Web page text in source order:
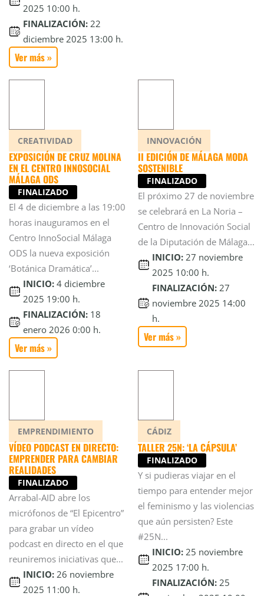
2025 10:00 h.
FINALIZACIÓN: 22
diciembre 2025 13:00 h.
Ver más »
CREATIVIDAD
EXPOSICIÓN DE CRUZ MOLINA
EN EL CENTRO INNOSOCIAL
MÁLAGA ODS
FINALIZADO
El 4 de diciembre a las 19:00
horas inauguramos en el
Centro InnoSocial Málaga
ODS la nueva exposición
‘Botánica Dramática’...
INICIO: 4 diciembre
2025 19:00 h.
FINALIZACIÓN: 18
enero 2026 0:00 h.
Ver más »
INNOVACIÓN
II EDICIÓN DE MÁLAGA MODA
SOSTENIBLE
FINALIZADO
El próximo 27 de noviembre
se celebrará en La Noria –
Centro de Innovación Social
de la Diputación de Málaga...
INICIO: 27 noviembre
2025 10:00 h.
FINALIZACIÓN: 27
noviembre 2025 14:00
h.
Ver más »
EMPRENDIMIENTO
VÍDEO PODCAST EN DIRECTO:
EMPRENDER PARA CAMBIAR
REALIDADES
FINALIZADO
Arrabal-AID abre los
micrófonos de “El Epicentro”
para grabar un vídeo
podcast en directo en el que
reuniremos iniciativas que...
INICIO: 26 noviembre
2025 11:00 h.
CÁDIZ
TALLER 25N: ‘LA CÁPSULA’
FINALIZADO
Y si pudieras viajar en el
tiempo para entender mejor
el feminismo y las violencias
que aún persisten? Este
#25N...
INICIO: 25 noviembre
2025 17:00 h.
FINALIZACIÓN: 25